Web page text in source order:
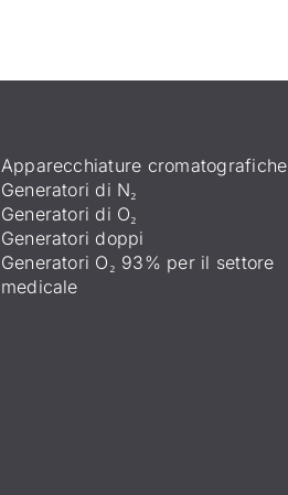
Apparecchiature cromatografiche
Generatori di N₂
Generatori di O₂
Generatori doppi
Generatori O₂ 93% per il settore
medicale